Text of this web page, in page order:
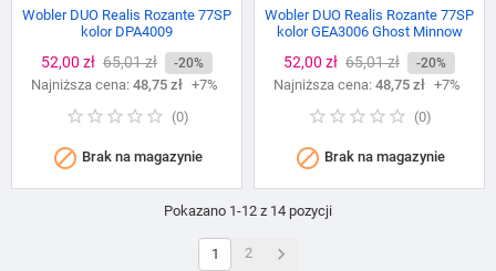
Wobler DUO Realis Rozante 77SP
kolor DPA4009
Cena
52,00 zł Cena
podstawowa
65,01 zł -20%
Najniższa cena: 48,75 zł +7%
(0)
 Brak na magazynie
Wobler DUO Realis Rozante 77SP
kolor GEA3006 Ghost Minnow
Cena
52,00 zł Cena
podstawowa
65,01 zł -20%
Najniższa cena: 48,75 zł +7%
(0)
 Brak na magazynie
Pokazano 1-12 z 14 pozycji
1 2 